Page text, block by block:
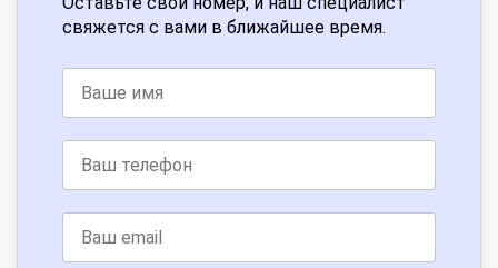
свяжется с вами в ближайшее время.